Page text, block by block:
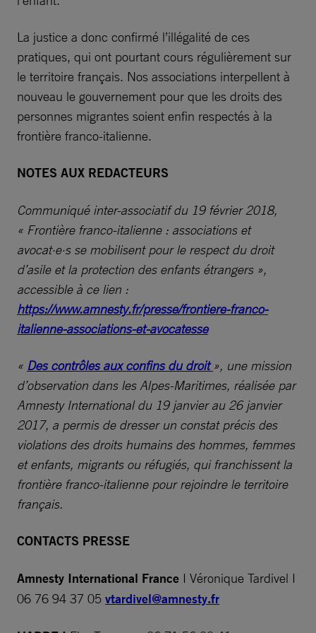
La justice a donc confirmé l’illégalité de ces
pratiques, qui ont pourtant cours régulièrement sur
le territoire français. Nos associations interpellent à
nouveau le gouvernement pour que les droits des
personnes migrantes soient enfin respectés à la
frontière franco-italienne.
NOTES AUX REDACTEURS
Communiqué inter-associatif du 19 février 2018,
« Frontière franco-italienne : associations et
avocat·e·s se mobilisent pour le respect du droit
d’asile et la protection des enfants étrangers »,
accessible à ce lien :
https://www.amnesty.fr/presse/frontiere-franco-
italienne-associations-et-avocatesse
« Des contrôles aux confins du droit», une mission
d’observation dans les Alpes-Maritimes, réalisée par
Amnesty International du 19 janvier au 26 janvier
2017, a permis de dresser un constat précis des
violations des droits humains des hommes, femmes
et enfants, migrants ou réfugiés, qui franchissent la
frontière franco-italienne pour rejoindre le territoire
français.
CONTACTS PRESSE
Amnesty International France I Véronique Tardivel I
06 76 94 37 05 vtardivel@amnesty.fr